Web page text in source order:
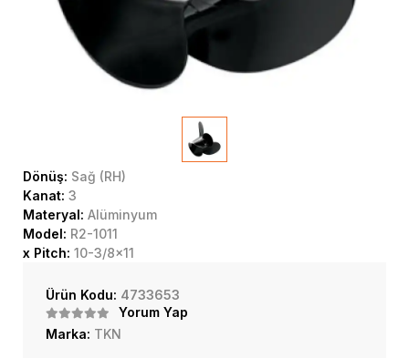
Dönüş: Sağ (RH)
Kanat: 3
Materyal: Alüminyum
Model: R2-1011
x Pitch: 10-3/8x11
Ürün Kodu: 4733653
Yorum Yap
Marka: TKN